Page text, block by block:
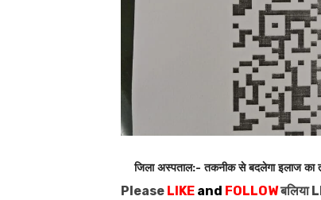
जिला अस्पताल:- तकनीक से बदलेगा इलाज का
Please LIKE and FOLLOWबलिया